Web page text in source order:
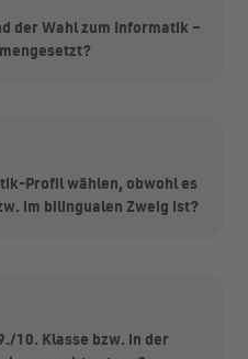
der Wahl zum Informatik –
Profil wählen, obwohl es
im bilingualen Zweig ist?
10. Klasse bzw. in der